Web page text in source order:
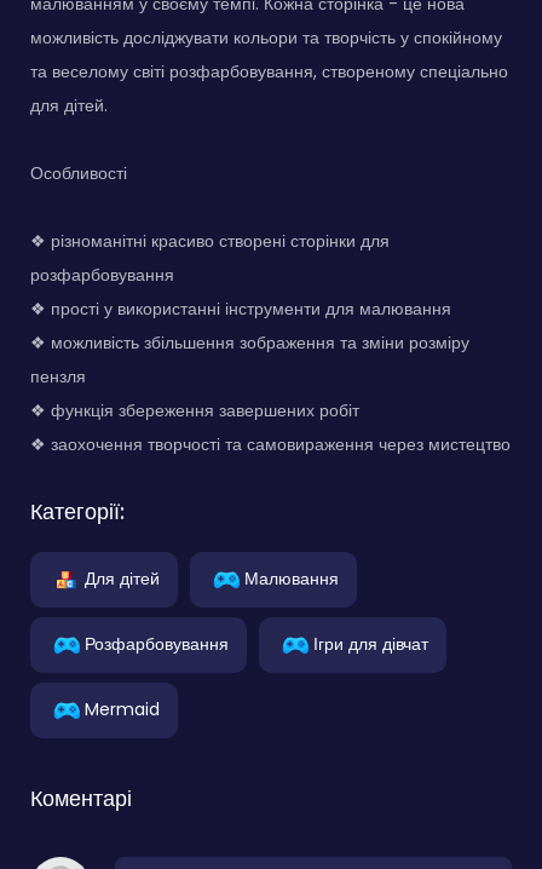
можливість досліджувати кольори та творчість у спокійному
та веселому світі розфарбовування, створеному спеціально
для дітей.
Особливості
❖ різноманітні красиво створені сторінки для
розфарбовування
❖ прості у використанні інструменти для малювання
❖ можливість збільшення зображення та зміни розміру
пензля
❖ функція збереження завершених робіт
❖ заохочення творчості та самовираження через мистецтво
Категорії:
Для дітей Малювання
Розфарбовування Ігри для дівчат
Mermaid
Коментарі